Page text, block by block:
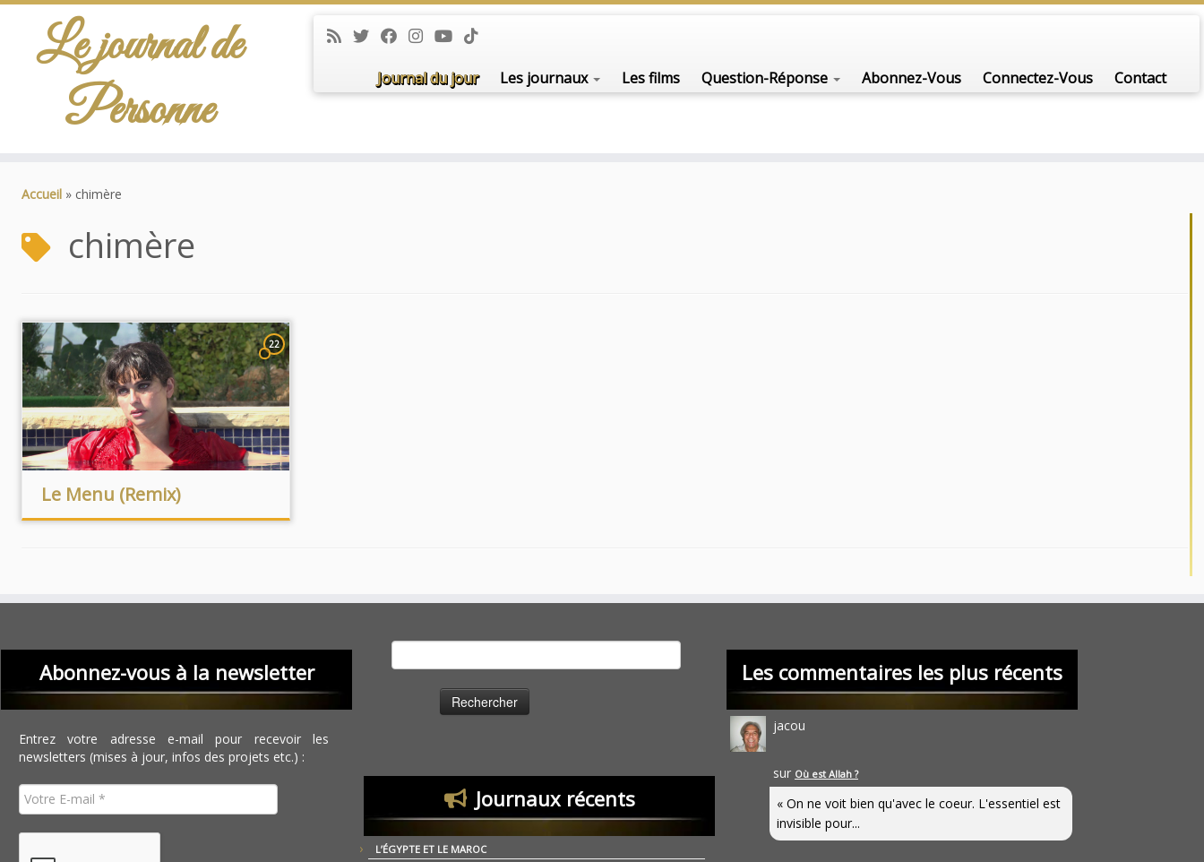
Le journal de
Personne
Journal du jour Les journaux Les films Question-Réponse Abonnez-Vous Connectez-Vous Contact
Accueil » chimère
chimère
22
Le Menu (Remix)
Abonnez-vous à la newsletter
Entrez votre adresse e-mail pour recevoir les
newsletters (mises à jour, infos des projets etc.) :
Journaux récents
L’ÉGYPTE ET LE MAROC
Les commentaires les plus récents
jacou
sur Où est Allah ?
« On ne voit bien qu'avec le coeur. L'essentiel est
invisible pour...